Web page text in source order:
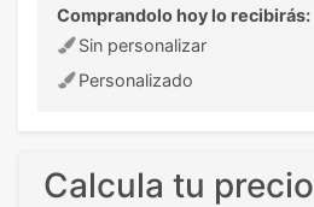
Comprandolo hoy lo recibirás:
Sin personalizar
Personalizado
Calcula tu precio